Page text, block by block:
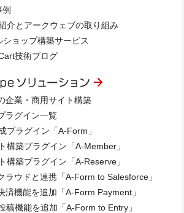
例
介とアークウェブの取り組み
ョップ構築サービス
技術ブログ
企業・商用サイト構築
ラグイン一覧
プラグイン「A-Form」
構築プラグイン「A-Member」
構築プラグイン「A-Reserve」
ラウドと連携「A-Form to Salesforce」
済機能を追加「A-Form Payment」
稿機能を追加「A-Form to Entry」